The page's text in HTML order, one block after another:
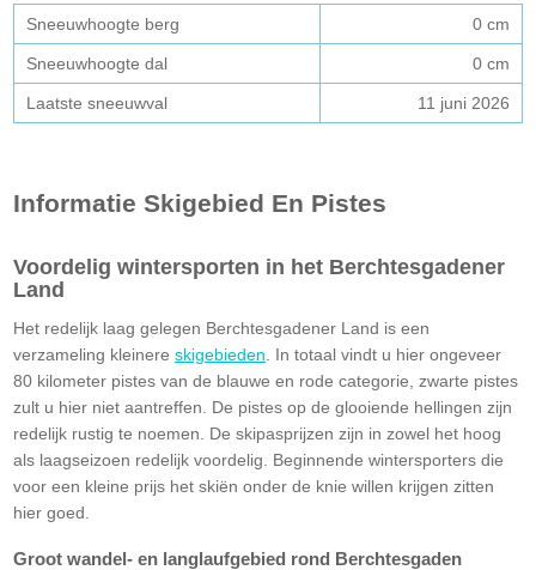
Sneeuwhoogte berg 0 cm
Sneeuwhoogte dal 0 cm
Laatste sneeuwval 11 juni 2026
Informatie Skigebied En Pistes
Voordelig wintersporten in het Berchtesgadener
Land
Het redelijk laag gelegen Berchtesgadener Land is een
verzameling kleinere skigebieden . In totaal vindt u hier ongeveer
80 kilometer pistes van de blauwe en rode categorie, zwarte pistes
zult u hier niet aantreffen. De pistes op de glooiende hellingen zijn
redelijk rustig te noemen. De skipasprijzen zijn in zowel het hoog
als laagseizoen redelijk voordelig. Beginnende wintersporters die
voor een kleine prijs het skiën onder de knie willen krijgen zitten
hier goed.
Groot wandel- en langlaufgebied rond Berchtesgaden